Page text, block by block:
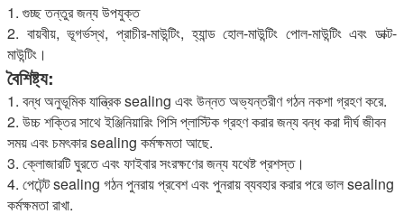
1. গুচ্ছ তন্তুর জন্য উপযুক্ত
2. বায়বীয়, ভূগর্ভস্থ, প্রাচীর-মাউন্টিং, হ্যান্ড হোল-মাউন্টিং পোল-মাউন্টিং এবং ডাক্ট-
মাউন্টিং।
বৈশিষ্ট্য:
1. বন্ধ অনুভূমিক যান্ত্রিক sealing এবং উন্নত অভ্যন্তরীণ গঠন নকশা গ্রহণ করে.
2. উচ্চ শক্তির সাথে ইঞ্জিনিয়ারিং পিসি প্লাস্টিক গ্রহণ করার জন্য বন্ধ করা দীর্ঘ জীবন
সময় এবং চমৎকার sealing কর্মক্ষমতা আছে.
3. ক্লোজারটি ঘুরতে এবং ফাইবার সংরক্ষণের জন্য যথেষ্ট প্রশস্ত।
4. পেটেন্ট sealing গঠন পুনরায় প্রবেশ এবং পুনরায় ব্যবহার করার পরে ভাল sealing
কর্মক্ষমতা রাখা.